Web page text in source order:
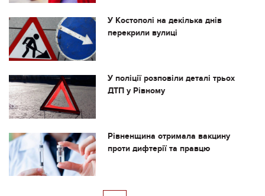
У Костополі на декілька днів
перекрили вулиці
У поліції розповіли деталі трьох
ДТП у Рівному
Рівненщина отримала вакцину
проти дифтерії та правцю